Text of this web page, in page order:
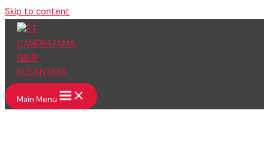
Skip to content
Main Menu